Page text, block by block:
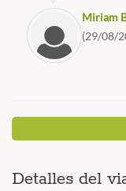
Miriam
(29/08/
Detalles del